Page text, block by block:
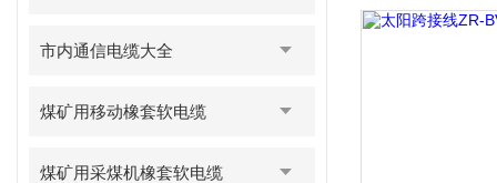
市内通信电缆大全
煤矿用移动橡套软电缆
煤矿用采煤机橡套软电缆